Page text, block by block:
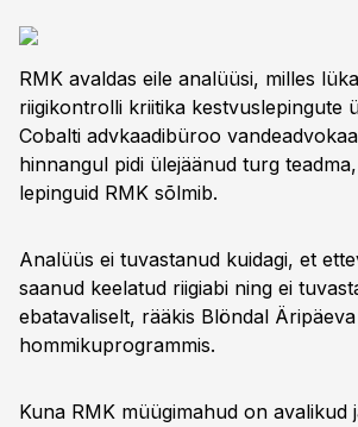
RMK avaldas eile analüüsi, milles
riigikontrolli kriitika kestvuslepingute
Cobalti advkaadibüroo
hinnangul pidi ülejäänud turg
lepinguid RMK sõlmib.
Analüüs ei tuvastanud kuidagi, et
saanud keelatud riigiabi ning ei
ebatavaliselt, rääkis Blöndal
hommikuprogrammis.
Kuna RMK müügimahud on avalikud